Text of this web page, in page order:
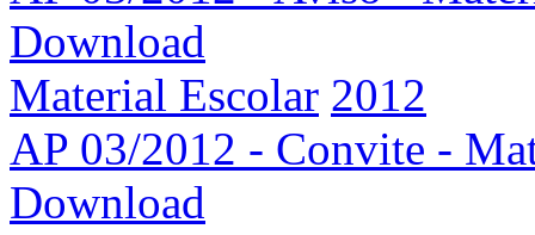
Download
Material Escolar 2012
AP 03/2012 - Convite -
Download